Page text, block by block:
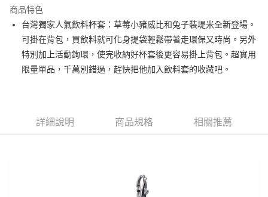
Apple Pay
街口支付
悠遊付
【關於「AFTEE先享後付」】
AFTEE先享後付是「在收到商品之後才付款」的支付方式。 讓您購物簡單
ATM付款
每筆NT$100，滿NT$490(含以上)免運費
商品特色
台灣獨家人氣飲料杯套：草莓小豬威比和兔子裝堤米全新登場。
可掛在背包，買飲料就可化身提袋輕鬆帶著走環保又時尚。另外
特別加上活動鉤環，使完收納好杯套後更容易掛上背包。超實用
限量單品，千萬別錯過，趕快把他加入飲料套的收藏吧。
詳細說明 商品規格 相關推薦